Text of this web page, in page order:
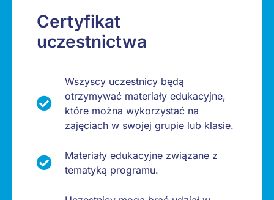
Certyfikat
uczestnictwa
Wszyscy uczestnicy będą
otrzymywać materiały edukacyjne,
które można wykorzystać na
zajęciach w swojej grupie lub klasie.
Materiały edukacyjne związane z
tematyką programu.